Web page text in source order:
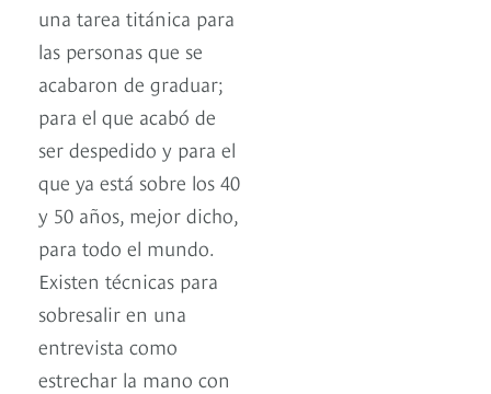
una tarea titánica para
las personas que se
acabaron de graduar;
para el que acabó de
ser despedido y para el
que ya está sobre los 40
y 50 años, mejor dicho,
para todo el mundo.
Existen técnicas para
sobresalir en una
entrevista como
estrechar la mano con